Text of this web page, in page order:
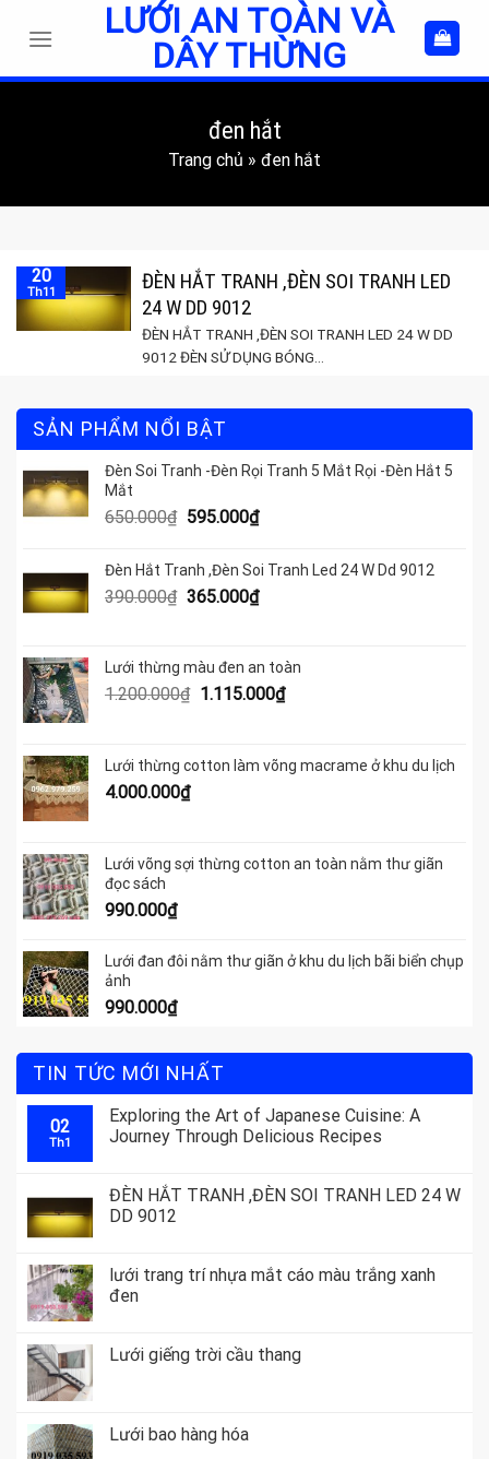
LƯỚI AN TOÀN VÀ
DÂY THỪNG
đen hắt
Trang chủ » đen hắt
SẢN PHẨM NỔI BẬT
Đèn Soi Tranh -Đèn Rọi Tranh 5 Mắt Rọi -Đèn Hắt 5
Mắt
650.000₫ Giá
là:
650.000₫.
595.000₫Giá
tại
là:
595.000₫.
Đèn Hắt Tranh ,Đèn Soi Tranh Led 24 W Dd 9012
390.000₫ Giá
390.000₫.
365.000₫Giá
là:
365.000₫.
Lưới thừng màu đen an toàn
1.200.000₫ Giá
1.200.000₫.
1.115.000₫Giá
là:
Lưới thừng cotton làm võng macrame ở khu du lịch
4.000.000₫
Lưới võng sợi thừng cotton an toàn nằm thư giãn
đọc sách
990.000₫
Lưới đan đôi nằm thư giãn ở khu du lịch bãi biển chụp
ảnh
990.000₫
TIN TỨC MỚI NHẤT
02
Th1
Exploring the Art of Japanese Cuisine: A
Journey Through Delicious Recipes
ĐÈN HẮT TRANH ,ĐÈN SOI TRANH LED 24 W
DD 9012
lưới trang trí nhựa mắt cáo màu trắng xanh
đen
Lưới giếng trời cầu thang
Lưới bao hàng hóa
ĐÈN HẮT TRANH ,ĐÈN SOI TRANH LED
24 W DD 9012
ĐÈN HẮT TRANH ,ĐÈN SOI TRANH LED 24 W DD
9012 ĐÈN SỬ DỤNG BÓNG...
20
Th11